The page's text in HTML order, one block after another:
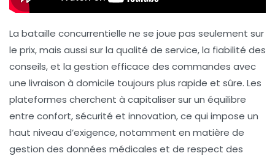
La bataille concurrentielle ne se joue pas seulement sur
le prix, mais aussi sur la qualité de service, la fiabilité des
conseils, et la gestion efficace des commandes avec
une livraison à domicile toujours plus rapide et sûre. Les
plateformes cherchent à capitaliser sur un équilibre
entre confort, sécurité et innovation, ce qui impose un
haut niveau d’exigence, notamment en matière de
gestion des données médicales et de respect des